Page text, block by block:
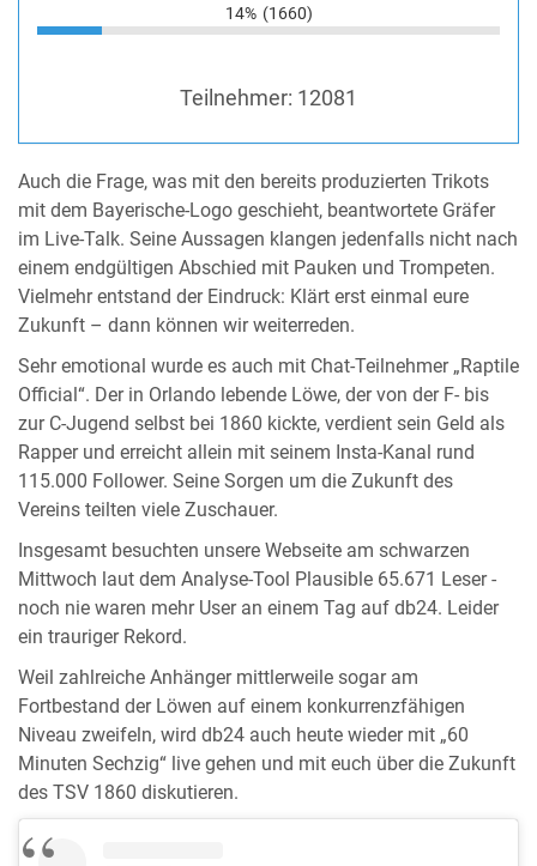
14% (1660)
Teilnehmer: 12081
Auch die Frage, was mit den bereits produzierten Trikots
mit dem Bayerische-Logo geschieht, beantwortete Gräfer
im Live-Talk. Seine Aussagen klangen jedenfalls nicht nach
einem endgültigen Abschied mit Pauken und Trompeten.
Vielmehr entstand der Eindruck: Klärt erst einmal eure
Zukunft – dann können wir weiterreden.
Sehr emotional wurde es auch mit Chat-Teilnehmer „Raptile
Official“. Der in Orlando lebende Löwe, der von der F- bis
zur C-Jugend selbst bei 1860 kickte, verdient sein Geld als
Rapper und erreicht allein mit seinem Insta-Kanal rund
115.000 Follower. Seine Sorgen um die Zukunft des
Vereins teilten viele Zuschauer.
Insgesamt besuchten unsere Webseite am schwarzen
Mittwoch laut dem Analyse-Tool Plausible 65.671 Leser -
noch nie waren mehr User an einem Tag auf db24. Leider
ein trauriger Rekord.
Weil zahlreiche Anhänger mittlerweile sogar am
Fortbestand der Löwen auf einem konkurrenzfähigen
Niveau zweifeln, wird db24 auch heute wieder mit „60
Minuten Sechzig“ live gehen und mit euch über die Zukunft
des TSV 1860 diskutieren.